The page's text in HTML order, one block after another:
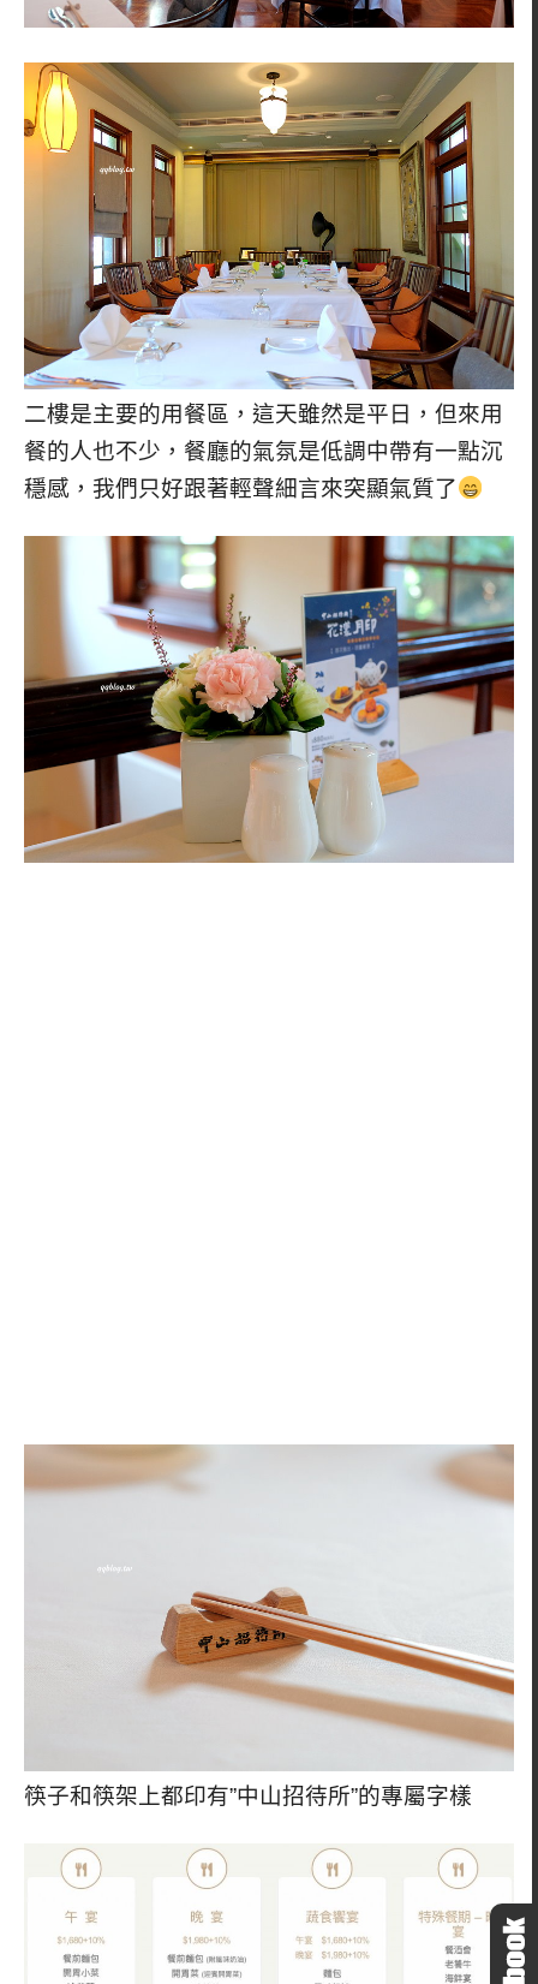
二樓是主要的用餐區，這天雖然是平日，但來用
餐的人也不少，餐廳的氣氛是低調中帶有一點沉
穩感，我們只好跟著輕聲細言來突顯氣質了
筷子和筷架上都印有”中山招待所”的專屬字樣